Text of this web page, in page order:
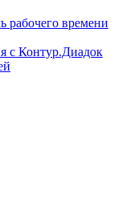
рабочего времени
с Контур.Диадок